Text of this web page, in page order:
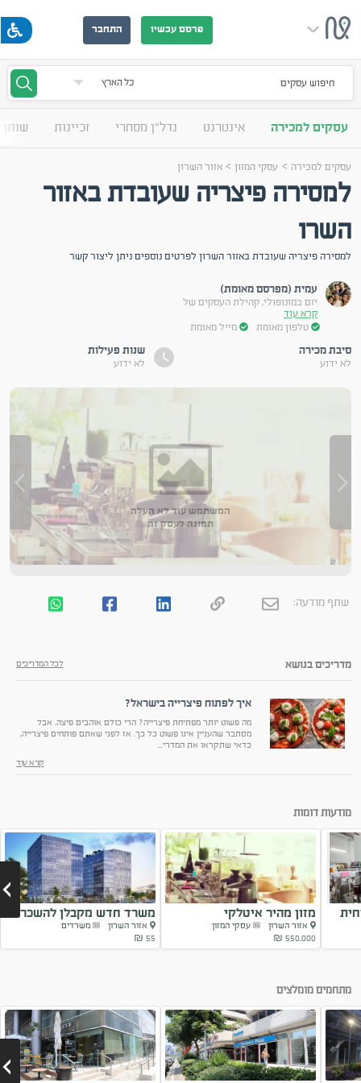
פרסם עכשיו התחבר
חיפוש עסקים
עסקים למכירה אינטרנט נדל"ן מסחרי זכיינות
עסקים למכירה > עסקי המזון>אזור השרון
למסירה פיצריה שעובדת באזור
השרו
למסירה פיצריה שעובדת באזור השרון לפרטים נוספים ניתן ליצור קשר
עמית (מפרסם מאומת)
יזם במונופולי, קהילת העסקים של
קרא עוד
טלפון מאומת
מייל מאומת
סיבת מכירה
לא ידוע
שנות פעילות
לא ידוע
המשתמש עוד לא העלה
תמונה לעסק זה
שתף מודעה:
מדריכים בנושא לכל המדריכים
איך לפתוח פיצרייה בישראל?
מה פשוט יותר מפתיחת פיצרייה? הרי כולם אוהבים פיצה. אבל
מסתבר שהעניין אינו פשוט כל כך. אז לפני שאתם פותחים פיצרייה,
כדאי שתקראו את המדרי...
קרא עוד
מודעות דומות
מזון מהיר איטלקי
אזור השרון
עסקי המזון
550,000 ₪
משרד חדש מקבלן להשכרה
בהוד...
אזור השרון
משרדים
55 ₪
מתחמים מומלצים